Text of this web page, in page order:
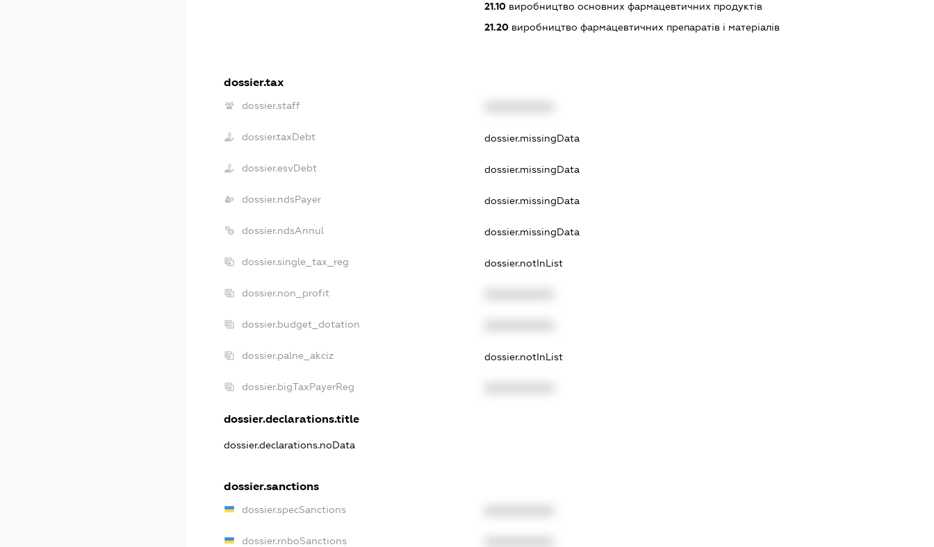
21.10 виробництво основних фармацевтичних продуктів
21.20 виробництво фармацевтичних препаратів і матеріалів
dossier.tax
dossier.staff
dossier.taxDebt dossier.missingData
dossier.esvDebt dossier.missingData
dossier.ndsPayer dossier.missingData
dossier.ndsAnnul dossier.missingData
dossier.single_tax_reg dossier.notInList
dossier.non_profit
dossier.budget_dotation
dossier.palne_akciz dossier.notInList
dossier.bigTaxPayerReg
dossier.declarations.title
dossier.declarations.noData
dossier.sanctions
dossier.specSanctions
dossier.rnboSanctions